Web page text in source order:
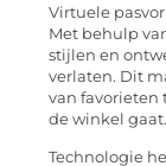
Virtuele
Met behulp
stijlen en
verlaten. Dit
van favorieten
de winkel gaat.
Technologie